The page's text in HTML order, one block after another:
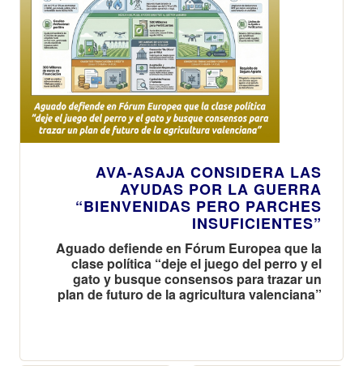
AVA-ASAJA CONSIDERA LAS
AYUDAS POR LA GUERRA
“BIENVENIDAS PERO PARCHES
INSUFICIENTES”
Aguado defiende en Fórum Europea que la
clase política “deje el juego del perro y el
gato y busque consensos para trazar un
plan de futuro de la agricultura valenciana”